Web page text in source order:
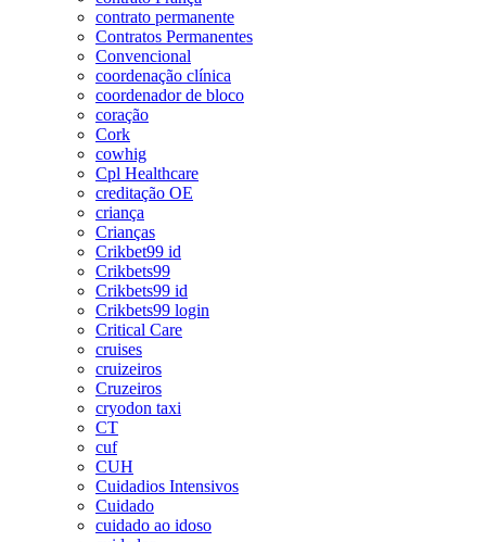
contrato permanente
Contratos Permanentes
Convencional
coordenação clínica
coordenador de bloco
coração
Cork
cowhig
Cpl Healthcare
creditação OE
criança
Crianças
Crikbet99 id
Crikbets99
Crikbets99 id
Crikbets99 login
Critical Care
cruises
cruizeiros
Cruzeiros
cryodon taxi
CT
cuf
CUH
Cuidadios Intensivos
Cuidado
cuidado ao idoso